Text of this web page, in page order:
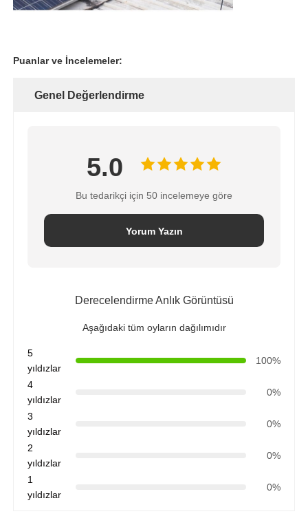
Puanlar ve İncelemeler:
Genel Değerlendirme
5.0
Bu tedarikçi için 50 incelemeye göre
Yorum Yazın
Derecelendirme Anlık Görüntüsü
Aşağıdaki tüm oyların dağılımıdır
5
yıldızlar
100%
4
yıldızlar
0%
3
yıldızlar
0%
2
yıldızlar
0%
1
yıldızlar
0%